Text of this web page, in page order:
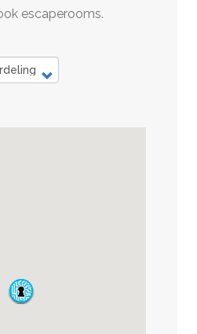
escaperooms.